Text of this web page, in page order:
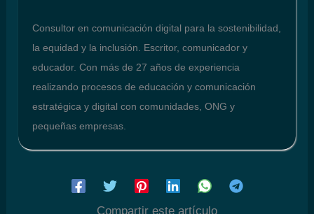
Consultor en comunicación digital para la sostenibilidad,
la equidad y la inclusión. Escritor, comunicador y
educador. Con más de 27 años de experiencia
realizando procesos de educación y comunicación
estratégica y digital con comunidades, ONG y
pequeñas empresas.
Compartir este artículo